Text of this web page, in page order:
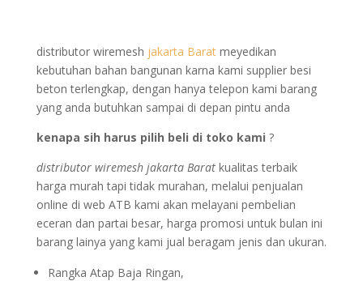
distributor wiremesh jakarta Barat meyedikan
kebutuhan bahan bangunan karna kami supplier besi
beton terlengkap, dengan hanya telepon kami barang
yang anda butuhkan sampai di depan pintu anda
kenapa sih harus pilih beli di toko kami ?
distributor wiremesh jakarta Baratkualitas terbaik
harga murah tapi tidak murahan, melalui penjualan
online di web ATB kami akan melayani pembelian
eceran dan partai besar, harga promosi untuk bulan ini
barang lainya yang kami jual beragam jenis dan ukuran.
Rangka Atap Baja Ringan,